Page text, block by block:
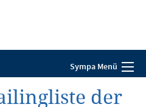
Sympa Menü
der